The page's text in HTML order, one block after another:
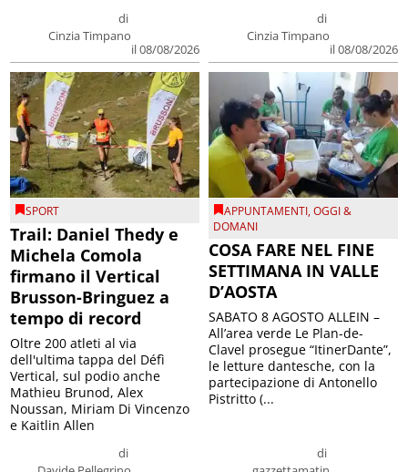
di
Cinzia Timpano
il 08/08/2026
di
Cinzia Timpano
il 08/08/2026
SPORT
Trail: Daniel Thedy e
Michela Comola
firmano il Vertical
Brusson-Bringuez a
tempo di record
di
Oltre 200 atleti al via
dell'ultima tappa del Défì
Vertical, sul podio anche
Mathieu Brunod, Alex
Noussan, Miriam Di Vincenzo
e Kaitlin Allen
APPUNTAMENTI,OGGI &
DOMANI
COSA FARE NEL FINE
SETTIMANA IN VALLE
D’AOSTA
di
SABATO 8 AGOSTO ALLEIN –
All’area verde Le Plan-de-
Clavel prosegue “ItinerDante”,
le letture dantesche, con la
partecipazione di Antonello
Pistritto (...